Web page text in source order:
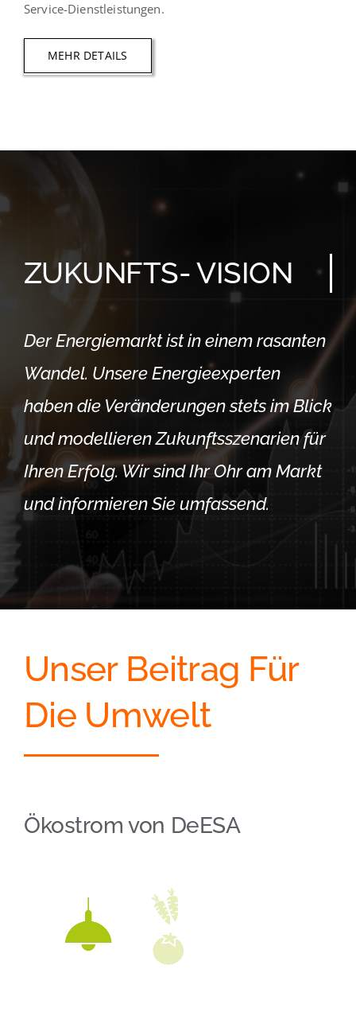
Service-Dienstleistungen.
MEHR DETAILS
ZUKUNFTS- VISION
Der Energiemarkt ist in einem rasanten
Wandel. Unsere Energieexperten
haben die Veränderungen stets im Blick
und modellieren Zukunftsszenarien für
Ihren Erfolg. Wir sind Ihr Ohr am Markt
und informieren Sie umfassend.
Unser Beitrag Für
Die Umwelt
Ökostrom von DeESA